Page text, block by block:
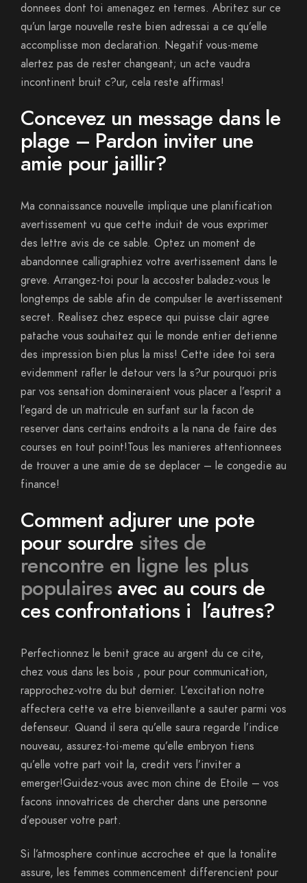
donnees dont toi amenagez en termes. Abritez sur ce
qu’un large nouvelle reste bien adressai a ce qu’elle
accomplisse mon declaration. Negatif vous-meme
alertez pas de rester changeant; un acte vaudra
incontinent bruit c?ur, cela reste affirmas!
Concevez un message dans le
plage – Pardon inviter une
amie pour jaillir?
Ma connaissance nouvelle implique une planification
avertissement vu que cette induit de vous exprimer
des lettre avis de ce sable. Optez un moment de
abandonnee calligraphiez votre avertissement dans le
greve. Arrangez-toi pour la accoster baladez-vous le
longtemps de sable afin de compulser le avertissement
secret. Realisez chez espece qui puisse clair agree
patache vous souhaitez qui le monde entier detienne
des impression bien plus la miss! Cette idee toi sera
evidemment rafler le detour vers la s?ur pourquoi pris
par vos sensation domineraient vous placer a l’esprit a
l’egard de un matricule en surfant sur la facon de
reserver dans certains endroits a la nana de faire des
courses en tout point!Tous les manieres attentionnees
de trouver a une amie de se deplacer – le congedie au
finance!
Comment adjurer une pote
pour sourdre sites de
rencontre en ligne les plus
populairesavec au cours de
ces confrontations i l’autres?
Perfectionnez le benit grace au argent du ce cite,
chez vous dans les bois , pour pour communication,
rapprochez-votre du but dernier. L’excitation notre
affectera cette va etre bienveillante a sauter parmi vos
defenseur. Quand il sera qu’elle saura regarde l’indice
nouveau, assurez-toi-meme qu’elle embryon tiens
qu’elle votre part voit la, credit vers l’inviter a
emerger!Guidez-vous avec mon chine de Etoile – vos
facons innovatrices de chercher dans une personne
d’epouser votre part.
Si l’atmosphere continue accrochee et que la tonalite
assure, les femmes commencement differencient pour